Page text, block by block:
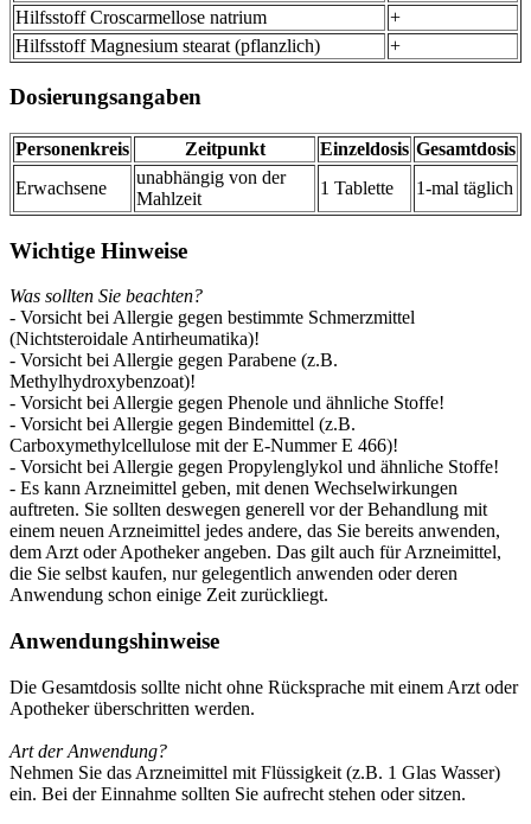
Hilfsstoff Croscarmellose natrium
+
Hilfsstoff Magnesium stearat (pflanzlich)
+
Dosierungsangaben
Personenkreis Zeitpunkt Einzeldosis Gesamtdosis
Erwachsene
unabhängig von der
Mahlzeit
1 Tablette 1-mal täglich
Wichtige Hinweise
Was sollten Sie beachten?
- Vorsicht bei Allergie gegen bestimmte Schmerzmittel
(Nichtsteroidale Antirheumatika)!
- Vorsicht bei Allergie gegen Parabene (z.B.
Methylhydroxybenzoat)!
- Vorsicht bei Allergie gegen Phenole und ähnliche Stoffe!
- Vorsicht bei Allergie gegen Bindemittel (z.B.
Carboxymethylcellulose mit der E-Nummer E 466)!
- Vorsicht bei Allergie gegen Propylenglykol und ähnliche Stoffe!
- Es kann Arzneimittel geben, mit denen Wechselwirkungen
auftreten. Sie sollten deswegen generell vor der Behandlung mit
einem neuen Arzneimittel jedes andere, das Sie bereits anwenden,
dem Arzt oder Apotheker angeben. Das gilt auch für Arzneimittel,
die Sie selbst kaufen, nur gelegentlich anwenden oder deren
Anwendung schon einige Zeit zurückliegt.
Anwendungshinweise
Die Gesamtdosis sollte nicht ohne Rücksprache mit einem Arzt oder
Apotheker überschritten werden.
Art der Anwendung?
Nehmen Sie das Arzneimittel mit Flüssigkeit (z.B. 1 Glas Wasser)
ein. Bei der Einnahme sollten Sie aufrecht stehen oder sitzen.